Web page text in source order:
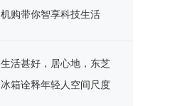
机购带你智享科技生活
生活甚好，居心地，东芝
冰箱诠释年轻人空间尺度